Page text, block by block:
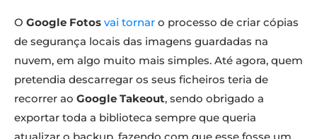
O Google Fotos vai tornar o processo de criar cópias
de segurança locais das imagens guardadas na
nuvem, em algo muito mais simples. Até agora, quem
pretendia descarregar os seus ficheiros teria de
recorrer ao Google Takeout, sendo obrigado a
exportar toda a biblioteca sempre que queria